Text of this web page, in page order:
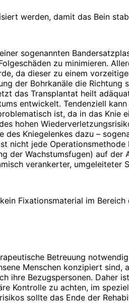
werden, damit das Bein
sogenannten
zu minimieren.
da dieser zu einem
der Bohrkanäle die
das Transplantat heilt
entwickelt. Tendenziell
ist, da in das Knie
hohen
Kniegelenkes dazu –
nicht jede
der Wachstumsfugen) auf
verankerter,
Fixationsmaterial im
Betreuung
Menschen konzipiert sind,
ihre Bezugspersonen. Daher
Kontrolle zu achten, im
sollte das Ende der